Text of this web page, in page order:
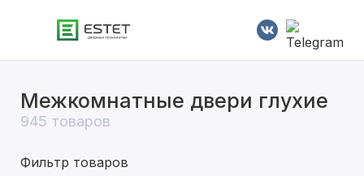
Межкомнатные двери глухие
945 товаров
Фильтр товаров
Современные